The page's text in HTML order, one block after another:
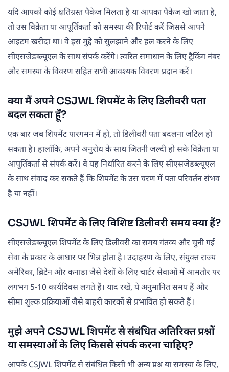
यदि आपको कोई क्षतिग्रस्त पैकेज मिलता है या आपका पैकेज खो जाता है,
तो उस विक्रेता या आपूर्तिकर्ता को समस्या की रिपोर्ट करें जिससे आपने
आइटम खरीदा था। वे इस मुद्दे को सुलझाने और हल करने के लिए
सीएसजेडब्ल्यूएल के साथ संपर्क करेंगे। त्वरित समाधान के लिए ट्रैकिंग नंबर
और समस्या के विवरण सहित सभी आवश्यक विवरण प्रदान करें।
क्या मैं अपने CSJWL शिपमेंट के लिए डिलीवरी पता
बदल सकता हूँ?
एक बार जब शिपमेंट पारगमन में हो, तो डिलीवरी पता बदलना जटिल हो
सकता है। हालाँकि, अपने अनुरोध के साथ जितनी जल्दी हो सके विक्रेता या
आपूर्तिकर्ता से संपर्क करें। वे यह निर्धारित करने के लिए सीएसजेडब्ल्यूएल
के साथ संवाद कर सकते हैं कि शिपमेंट के उस चरण में पता परिवर्तन संभव
है या नहीं।
CSJWL शिपमेंट के लिए विशिष्ट डिलीवरी समय क्या हैं?
सीएसजेडब्ल्यूएल शिपमेंट के लिए डिलीवरी का समय गंतव्य और चुनी गई
सेवा के प्रकार के आधार पर भिन्न होता है। उदाहरण के लिए, संयुक्त राज्य
अमेरिका, ब्रिटेन और कनाडा जैसे देशों के लिए चार्टर सेवाओं में आमतौर पर
लगभग 5-10 कार्यदिवस लगते हैं। याद रखें, ये अनुमानित समय हैं और
सीमा शुल्क प्रक्रियाओं जैसे बाहरी कारकों से प्रभावित हो सकते हैं।
मुझे अपने CSJWL शिपमेंट से संबंधित अतिरिक्त प्रश्नों
या समस्याओं के लिए किससे संपर्क करना चाहिए?
आपके CSJWL शिपमेंट से संबंधित किसी भी अन्य प्रश्न या समस्या के लिए,